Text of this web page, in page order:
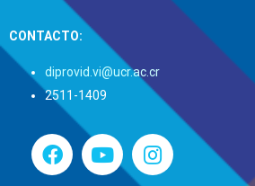
CONTACTO:
diprovid.vi@ucr.ac.cr
2511-1409